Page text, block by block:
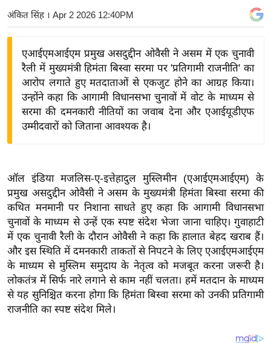
य
बि
द्यो
त
वि
शे
ष
ज्ञ
रा
य
ब
ज
अंकित सिंह। Apr 2 2026 12:40PM
एआईएमआईएम प्रमुख असदुद्दीन ओवैसी ने असम में एक चुनावी
रैली में मुख्यमंत्री हिमंता बिस्वा सरमा पर 'प्रतिगामी राजनीति' का
आरोप लगाते हुए मतदाताओं से एकजुट होने का आग्रह किया।
उन्होंने कहा कि आगामी विधानसभा चुनावों में वोट के माध्यम से
सरमा की दमनकारी नीतियों का जवाब देना और एआईयूडीएफ
उम्मीदवारों को जिताना आवश्यक है।
ऑल इंडिया मजलिस-ए-इत्तेहादुल मुस्लिमीन (एआईएमआईएम) के
प्रमुख असदुद्दीन ओवैसी ने असम के मुख्यमंत्री हिमंता बिस्वा सरमा की
कथित मनमानी पर निशाना साधते हुए कहा कि आगामी विधानसभा
चुनावों के माध्यम से उन्हें एक स्पष्ट संदेश भेजा जाना चाहिए। गुवाहाटी
में एक चुनावी रैली के दौरान ओवैसी ने कहा कि हालात बेहद खराब हैं।
और इस स्थिति में दमनकारी ताकतों से निपटने के लिए एआईएमआईएम
के माध्यम से मुस्लिम समुदाय के नेतृत्व को मजबूत करना जरूरी है।
लोकतंत्र में सिर्फ नारे लगाने से काम नहीं चलता। हमें मतदान के माध्यम
से यह सुनिश्चित करना होगा कि हिमंता बिस्वा सरमा को उनकी प्रतिगामी
राजनीति का स्पष्ट संदेश मिले।